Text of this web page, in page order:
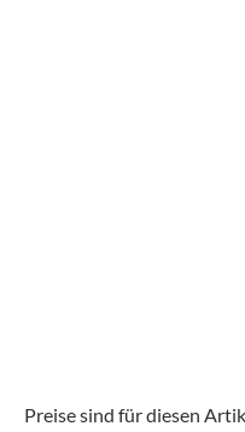
Preise sind für diesen